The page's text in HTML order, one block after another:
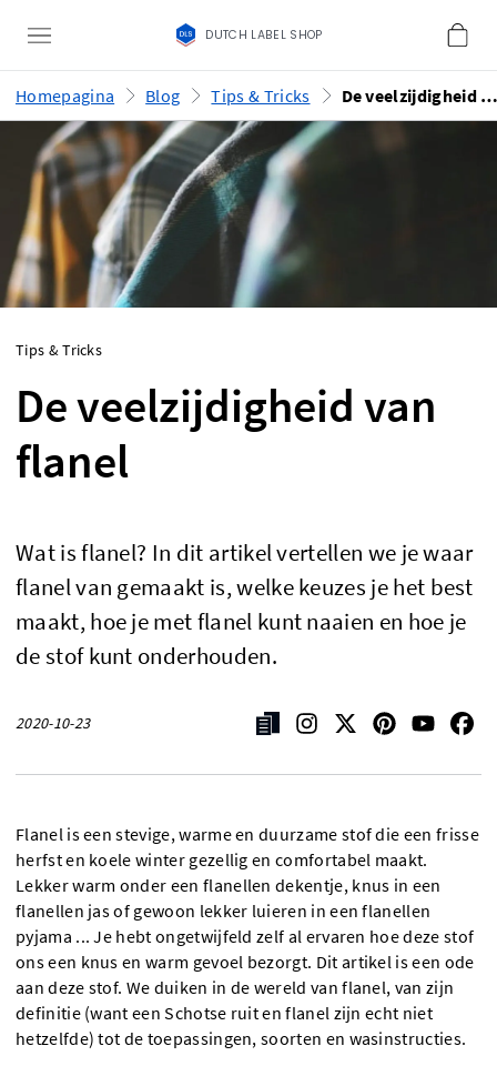
DUTCH LABEL SHOP
Homepagina Blog Tips & Tricks De veelzijdigheid
Tips & Tricks
De veelzijdigheid van
flanel
Wat is flanel? In dit artikel vertellen we je waar
flanel van gemaakt is, welke keuzes je het best
maakt, hoe je met flanel kunt naaien en hoe je
de stof kunt onderhouden.
2020-10-23
Flanel is een stevige, warme en duurzame stof die een frisse
herfst en koele winter gezellig en comfortabel maakt.
Lekker warm onder een flanellen dekentje, knus in een
flanellen jas of gewoon lekker luieren in een flanellen
pyjama ... Je hebt ongetwijfeld zelf al ervaren hoe deze stof
ons een knus en warm gevoel bezorgt. Dit artikel is een ode
aan deze stof. We duiken in de wereld van flanel, van zijn
definitie (want een Schotse ruit en flanel zijn echt niet
hetzelfde) tot de toepassingen, soorten en wasinstructies.